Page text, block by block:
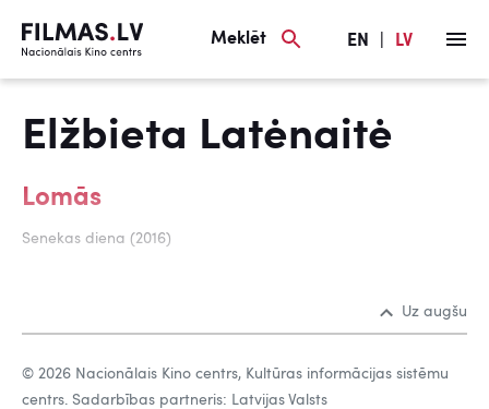
Meklēt EN LV
Elžbieta Latėnaitė
Lomās
Senekas diena (2016)
Uz augšu
© 2026 Nacionālais Kino centrs, Kultūras informācijas sistēmu
centrs. Sadarbības partneris: Latvijas Valsts